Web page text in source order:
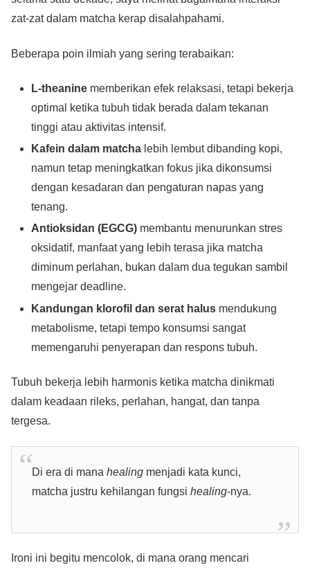
zat-zat dalam matcha kerap disalahpahami.
Beberapa poin ilmiah yang sering terabaikan:
L-theanine memberikan efek relaksasi, tetapi bekerja
optimal ketika tubuh tidak berada dalam tekanan
tinggi atau aktivitas intensif.
Kafein dalam matcha lebih lembut dibanding kopi,
namun tetap meningkatkan fokus jika dikonsumsi
dengan kesadaran dan pengaturan napas yang
tenang.
Antioksidan (EGCG) membantu menurunkan stres
oksidatif, manfaat yang lebih terasa jika matcha
diminum perlahan, bukan dalam dua tegukan sambil
mengejar deadline.
Kandungan klorofil dan serat halus mendukung
metabolisme, tetapi tempo konsumsi sangat
memengaruhi penyerapan dan respons tubuh.
Tubuh bekerja lebih harmonis ketika matcha dinikmati
dalam keadaan rileks, perlahan, hangat, dan tanpa
tergesa.
Di era di mana healingmenjadi kata kunci,
matcha justru kehilangan fungsi healing-nya.
Ironi ini begitu mencolok, di mana orang mencari